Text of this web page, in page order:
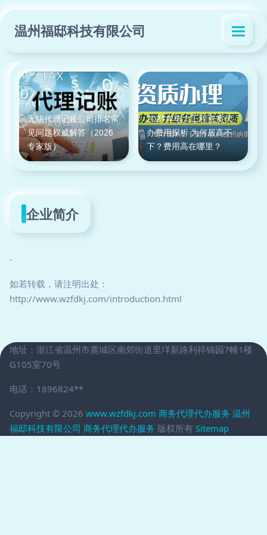
温州福邸科技有限公司
无锡代理记账公司排名常
见问题权威解答（2026
专家版）
2021年电力工程资质代
办费用探析 为何居高不
下？费用高在哪里？
企业简介
-
如若转载，请注明出处：
http://www.wzfdkj.com/introduction.html
地址：浙江省温州市鹿城区南郊街道里垟新路利祥锦园7幢1楼
G105室70号
电话：1896824**
Copyright © 2026 www.wzfdkj.com 商务代理代办服务 温州
福邸科技有限公司 商务代理代办服务 版权所有 Sitemap